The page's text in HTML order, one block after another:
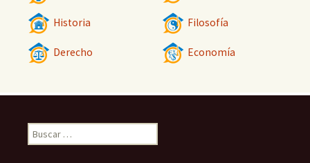
Historia Filosofía
Derecho Economía
Buscar: